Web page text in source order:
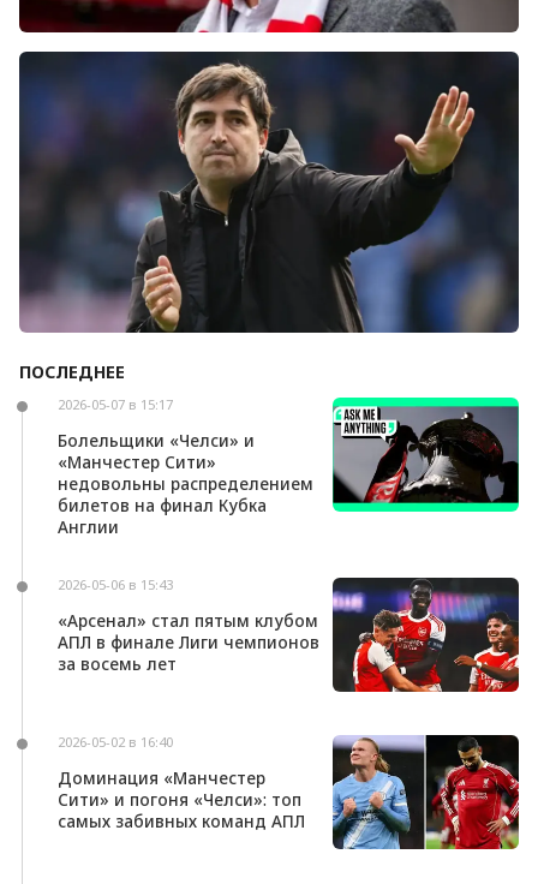
Болельщики «Ливерпуля» освистали команду
после ничьей с «Челси»
Андони Ираола может возглавить «Кристал
ПОСЛЕДНЕЕ
2026-05-07 в 15:17
Болельщики «Челси» и
«Манчестер Сити»
недовольны распределением
билетов на финал Кубка
Англии
2026-05-06 в 15:43
«Арсенал» стал пятым клубом
АПЛ в финале Лиги чемпионов
за восемь лет
2026-05-02 в 16:40
Доминация «Манчестер
Сити» и погоня «Челси»: топ
самых забивных команд АПЛ